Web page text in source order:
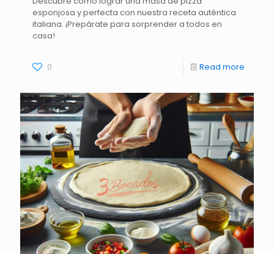
esponjosa y perfecta con nuestra receta auténtica
italiana. ¡Prepárate para sorprender a todos en
casa!
0 Read more